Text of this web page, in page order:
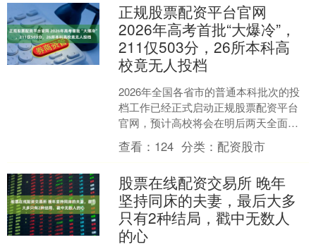
正规股票配资平台官网
2026年高考首批“大爆冷”，
211仅503分，26所本科高
校竟无人投档
2026年全国各省市的普通本科批次的投
档工作已经正式启动正规股票配资平台
官网，预计高校将会在明后两天全面启
动录取工作，各位学生可以根据教育考
试院公布的投档分数线....
查看： 124 分类：配资股市
股票在线配资交易所 晚年
坚持同床的夫妻，最后大多
只有2种结局，戳中无数人
的心